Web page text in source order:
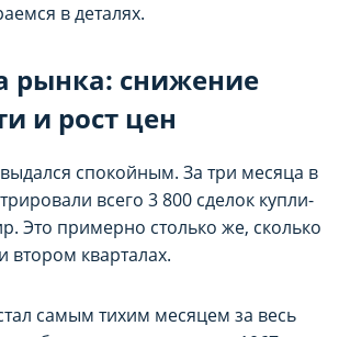
в деталях.
рынка: снижение
и рост цен
спокойным. За три месяца в
всего 3 800 сделок купли-
Это примерно столько же, сколько
втором кварталах.
самым тихим месяцем за весь